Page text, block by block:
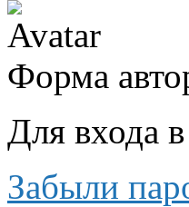
Форма
Для входа
Забыли